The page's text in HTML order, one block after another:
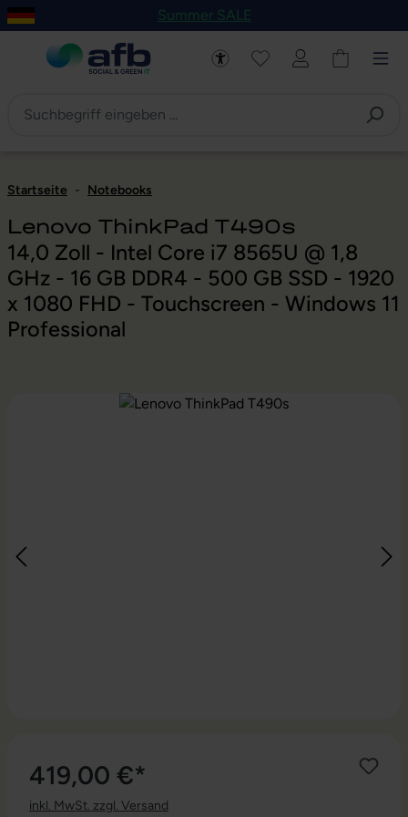
Hauptinhalt springen
Zur Navigation der B2B-Plattform springen
Summer SALE
Startseite - Notebooks
Lenovo ThinkPad T490s
14,0 Zoll - Intel Core i7 8565U @ 1,8
GHz - 16 GB DDR4 - 500 GB SSD - 1920
x 1080 FHD - Touchscreen - Windows 11
Professional
Bildergalerie überspringen
419,00 €*
inkl. MwSt. zzgl. Versand